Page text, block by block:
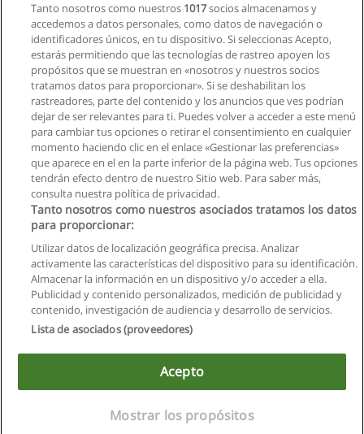
Reglas de uso
Privacidad de datos
Copyright © Educaedu Business S.L. - CIF : B-95610580: -
www.educaedu.com.ec
Este sitio utiliza cookies.
Si continua navegando, consideramos que acepta su uso.
| X
Tanto nosotros como nuestros 1017socios almacenamos y
accedemos a datos personales, como datos de navegación o
identificadores únicos, en tu dispositivo. Si seleccionas Acepto,
estarás permitiendo que las tecnologías de rastreo apoyen los
propósitos que se muestran en «nosotros y nuestros socios
tratamos datos para proporcionar». Si se deshabilitan los
rastreadores, parte del contenido y los anuncios que ves podrían
dejar de ser relevantes para ti. Puedes volver a acceder a este menú
para cambiar tus opciones o retirar el consentimiento en cualquier
momento haciendo clic en el enlace «Gestionar las preferencias»
que aparece en el en la parte inferior de la página web. Tus opciones
tendrán efecto dentro de nuestro Sitio web. Para saber más,
consulta nuestra política de privacidad.
Tanto nosotros como nuestros asociados tratamos los datos
para proporcionar:
Utilizar datos de localización geográfica precisa. Analizar
activamente las características del dispositivo para su identificación.
Almacenar la información en un dispositivo y/o acceder a ella.
Publicidad y contenido personalizados, medición de publicidad y
contenido, investigación de audiencia y desarrollo de servicios.
Lista de asociados (proveedores)
Acepto
Mostrar los propósitos